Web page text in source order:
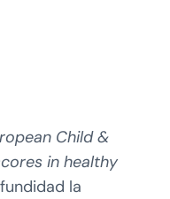
Child &
in healthy
la